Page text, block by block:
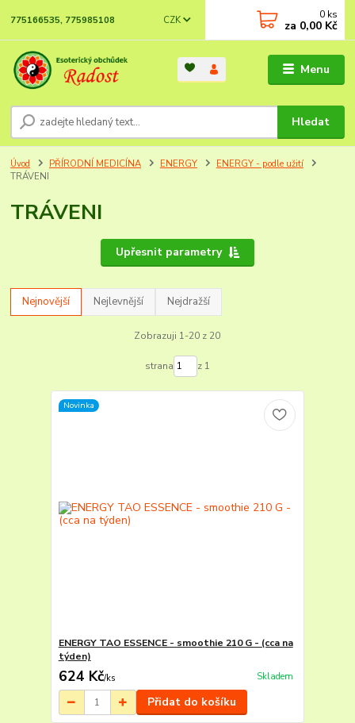
Menu
CZK
Hledat
775166535, 775985108 0 ks
za 0,00 Kč
Úvod PŘÍRODNÍ MEDICÍNA ENERGY
ENERGY - podle užití
TRÁVENI
TRÁVENI
Upřesnit parametry
Nejnovější Nejlevnější Nejdražší
Zobrazuji 1-20 z 20
strana z 1
Novinka
ENERGY TAO ESSENCE - smoothie 210 G - (cca na
týden)
624 Kč/ks Skladem
Přidat do košíku